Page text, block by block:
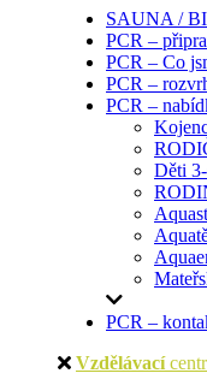
SAUNA /
PCR –
PCR – Co
PCR –
PCR –
Děti
PCR –
Vzdělávací